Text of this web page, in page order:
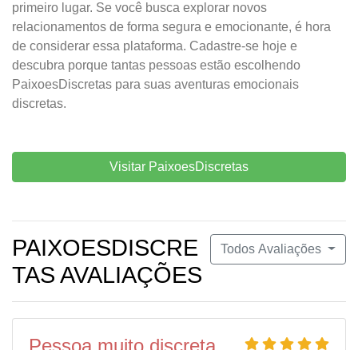
primeiro lugar. Se você busca explorar novos
relacionamentos de forma segura e emocionante, é hora
de considerar essa plataforma. Cadastre-se hoje e
descubra porque tantas pessoas estão escolhendo
PaixoesDiscretas para suas aventuras emocionais
discretas.
Visitar PaixoesDiscretas
Todos Avaliações
PAIXOESDISCRE
TAS AVALIAÇÕES